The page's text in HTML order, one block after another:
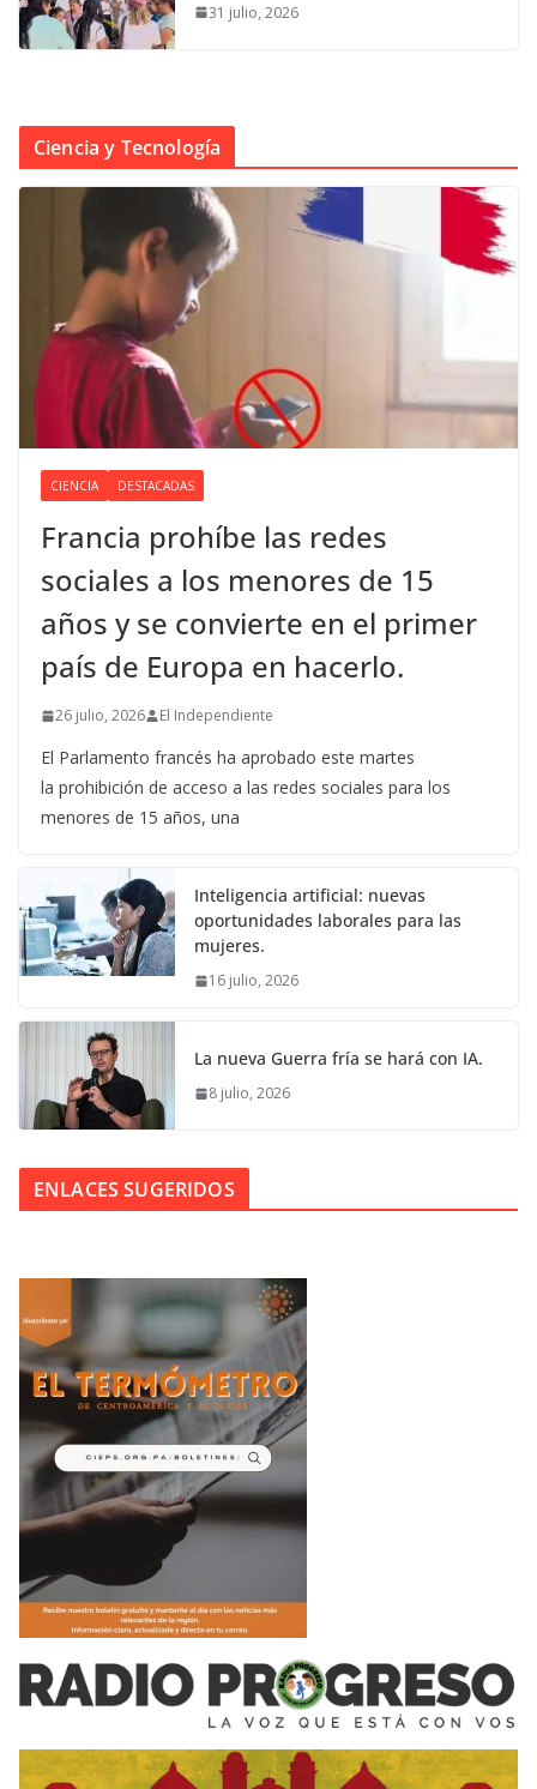
31 julio, 2026
Ciencia y Tecnología
CIENCIA DESTACADAS
Francia prohíbe las redes
sociales a los menores de 15
años y se convierte en el primer
país de Europa en hacerlo.
26 julio, 2026 El Independiente
El Parlamento francés ha aprobado este martes
la prohibición de acceso a las redes sociales para los
menores de 15 años, una
Inteligencia artificial: nuevas
oportunidades laborales para las
mujeres.
16 julio, 2026
La nueva Guerra fría se hará con IA.
8 julio, 2026
ENLACES SUGERIDOS